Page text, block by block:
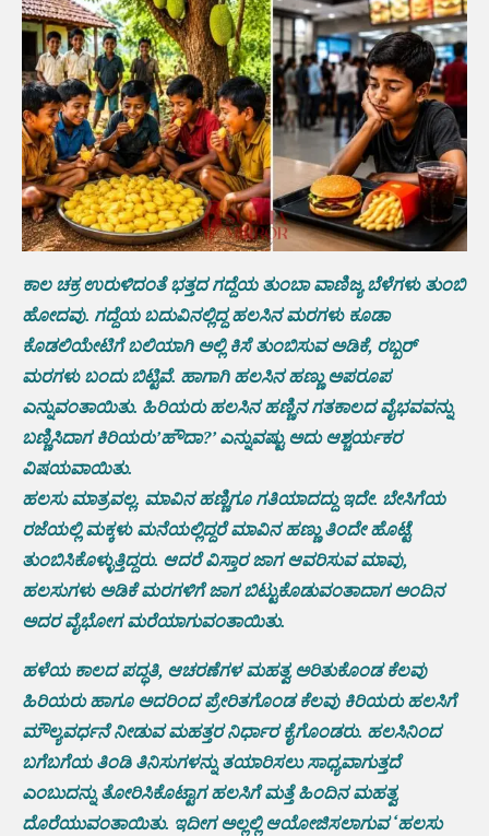
ಕಾಲ ಚಕ್ರ ಉರುಳಿದಂತೆ ಭತ್ತದ ಗದ್ದೆಯ ತುಂಬಾ ವಾಣಿಜ್ಯ ಬೆಳೆಗಳು ತುಂಬಿ
ಹೋದವು. ಗದ್ದೆಯ ಬದುವಿನಲ್ಲಿದ್ದ ಹಲಸಿನ ಮರಗಳು ಕೂಡಾ
ಕೊಡಲಿಯೇಟಿಗೆ ಬಲಿಯಾಗಿ ಅಲ್ಲಿ ಕಿಸೆ ತುಂಬಿಸುವ ಅಡಿಕೆ, ರಬ್ಬರ್
ಮರಗಳು ಬಂದು ಬಿಟ್ಟಿವೆ. ಹಾಗಾಗಿ ಹಲಸಿನ ಹಣ್ಣು ಅಪರೂಪ
ಎನ್ನುವಂತಾಯಿತು. ಹಿರಿಯರು ಹಲಸಿನ ಹಣ್ಣಿನ ಗತಕಾಲದ ವೈಭವವನ್ನು
ಬಣ್ಣಿಸಿದಾಗ ಕಿರಿಯರು’ಹೌದಾ?’ ಎನ್ನುವಷ್ಟು ಅದು ಆಶ್ಚರ್ಯಕರ
ವಿಷಯವಾಯಿತು.
ಹಲಸು ಮಾತ್ರವಲ್ಲ. ಮಾವಿನ ಹಣ್ಣಿಗೂ ಗತಿಯಾದದ್ದು ಇದೇ. ಬೇಸಿಗೆಯ
ರಜೆಯಲ್ಲಿ ಮಕ್ಕಳು ಮನೆಯಲ್ಲಿದ್ದರೆ ಮಾವಿನ ಹಣ್ಣು ತಿಂದೇ ಹೊಟ್ಟೆ
ತುಂಬಿಸಿಕೊಳ್ಳುತ್ತಿದ್ದರು. ಆದರೆ ವಿಸ್ತಾರ ಜಾಗ ಆವರಿಸುವ ಮಾವು,
ಹಲಸುಗಳು ಅಡಿಕೆ ಮರಗಳಿಗೆ ಜಾಗ ಬಿಟ್ಟುಕೊಡುವಂತಾದಾಗ ಅಂದಿನ
ಅದರ ವೈಭೋಗ ಮರೆಯಾಗುವಂತಾಯಿತು.
ಹಳೆಯ ಕಾಲದ ಪದ್ಧತಿ, ಆಚರಣೆಗಳ ಮಹತ್ವ ಅರಿತುಕೊಂಡ ಕೆಲವು
ಹಿರಿಯರು ಹಾಗೂ ಅದರಿಂದ ಪ್ರೇರಿತಗೊಂಡ ಕೆಲವು ಕಿರಿಯರು ಹಲಸಿಗೆ
ಮೌಲ್ಯವರ್ಧನೆ ನೀಡುವ ಮಹತ್ತರ ನಿರ್ಧಾರ ಕೈಗೊಂಡರು. ಹಲಸಿನಿಂದ
ಬಗೆಬಗೆಯ ತಿಂಡಿ ತಿನಿಸುಗಳನ್ನು ತಯಾರಿಸಲು ಸಾಧ್ಯವಾಗುತ್ತದೆ
ಎಂಬುದನ್ನು ತೋರಿಸಿಕೊಟ್ಟಾಗ ಹಲಸಿಗೆ ಮತ್ತೆ ಹಿಂದಿನ ಮಹತ್ವ
ದೊರೆಯುವಂತಾಯಿತು. ಇದೀಗ ಅಲ್ಲಲ್ಲಿ ಆಯೋಜಿಸಲಾಗುವ ‘ಹಲಸು